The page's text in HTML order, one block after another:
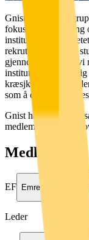
Gnist er en
fokus på rekruttering
instituttet og
rekruttering av nye
gjennomføre tiltak vi
instituttet, både
kræsjkurs,
som å dra på
Gnist har ikke et
medlemmer ved
Medlemmer
EF Emre Fjørtoft
Leder